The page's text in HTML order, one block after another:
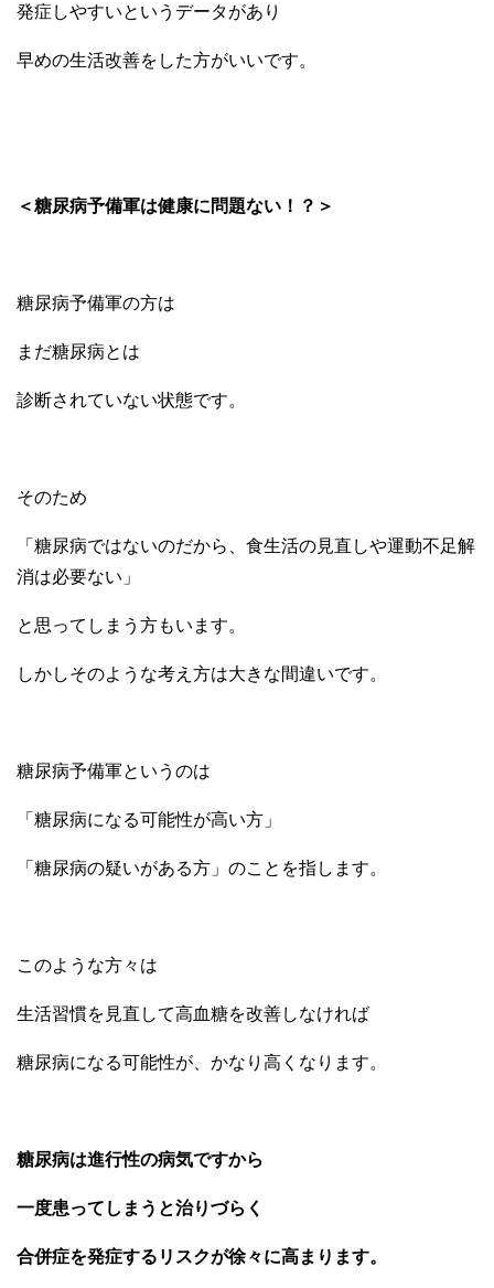
発症しやすいというデータがあり
早めの生活改善をした方がいいです。
＜糖尿病予備軍は健康に問題ない！？＞
糖尿病予備軍の方は
まだ糖尿病とは
診断されていない状態です。
そのため
「糖尿病ではないのだから、食生活の見直しや運動不足解
消は必要ない」
と思ってしまう方もいます。
しかしそのような考え方は大きな間違いです。
糖尿病予備軍というのは
「糖尿病になる可能性が高い方」
「糖尿病の疑いがある方」のことを指します。
このような方々は
生活習慣を見直して高血糖を改善しなければ
糖尿病になる可能性が、かなり高くなります。
糖尿病は進行性の病気ですから
一度患ってしまうと治りづらく
合併症を発症するリスクが徐々に高まります。